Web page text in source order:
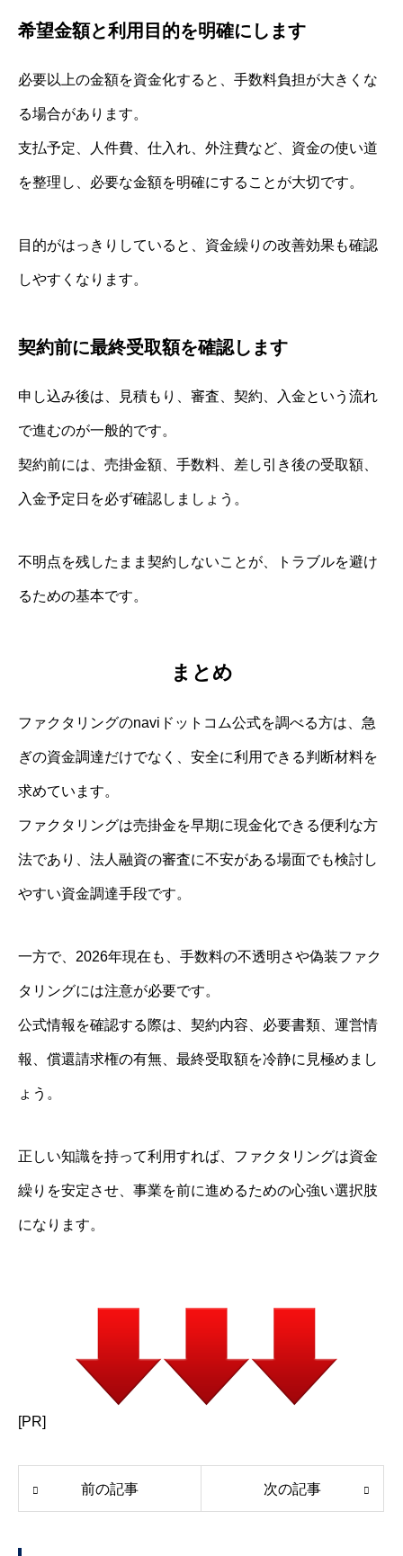
希望金額と利用目的を明確にします
必要以上の金額を資金化すると、手数料負担が大きくな
る場合があります。
支払予定、人件費、仕入れ、外注費など、資金の使い道
を整理し、必要な金額を明確にすることが大切です。
目的がはっきりしていると、資金繰りの改善効果も確認
しやすくなります。
契約前に最終受取額を確認します
申し込み後は、見積もり、審査、契約、入金という流れ
で進むのが一般的です。
契約前には、売掛金額、手数料、差し引き後の受取額、
入金予定日を必ず確認しましょう。
不明点を残したまま契約しないことが、トラブルを避け
るための基本です。
まとめ
ファクタリングのnaviドットコム公式を調べる方は、急
ぎの資金調達だけでなく、安全に利用できる判断材料を
求めています。
ファクタリングは売掛金を早期に現金化できる便利な方
法であり、法人融資の審査に不安がある場面でも検討し
やすい資金調達手段です。
一方で、2026年現在も、手数料の不透明さや偽装ファク
タリングには注意が必要です。
公式情報を確認する際は、契約内容、必要書類、運営情
報、償還請求権の有無、最終受取額を冷静に見極めまし
ょう。
正しい知識を持って利用すれば、ファクタリングは資金
繰りを安定させ、事業を前に進めるための心強い選択肢
になります。
[PR]
前の記事 次の記事